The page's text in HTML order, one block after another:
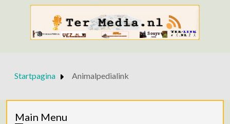
Startpagina Animalpedialink
Main Menu